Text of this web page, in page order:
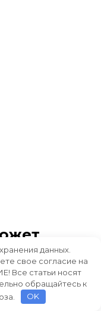
данных.
свое согласие на
Все статьи носят
обращайтесь к
OK